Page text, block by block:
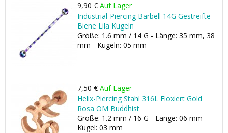
9,90 € Auf Lager
Industrial-Piercing Barbell 14G Gestreifte
Biene Lila Kugeln
Größe: 1.6 mm / 14 G - Länge: 35 mm, 38
mm - Kugeln: 05 mm
7,50 € Auf Lager
Helix-Piercing Stahl 316L Eloxiert Gold
Rosa OM Buddhist
Größe: 1.2 mm / 16 G - Länge: 06 mm -
Kugel: 03 mm